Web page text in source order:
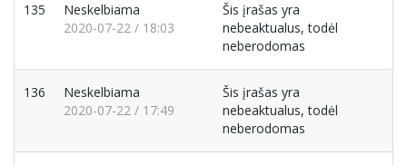
135
Neskelbiama
2020-07-22 / 18:03
Šis įrašas yra
nebeaktualus, todėl
neberodomas
136
Neskelbiama
2020-07-22 / 17:49
Šis įrašas yra
nebeaktualus, todėl
neberodomas